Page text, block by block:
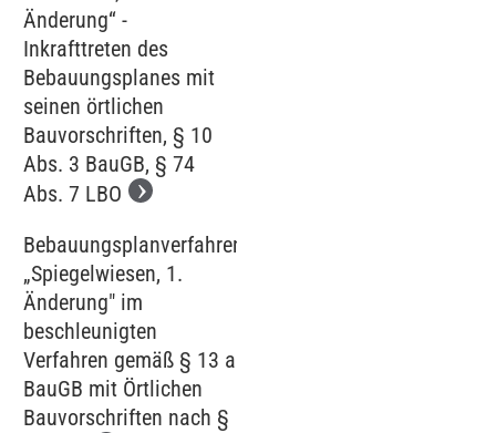
Änderung“ -
Inkrafttreten des
Bebauungsplanes mit
seinen örtlichen
Bauvorschriften, § 10
Abs. 3 BauGB, § 74
Abs. 7 LBO
Bebauungsplanverfahren
„Spiegelwiesen, 1.
Änderung" im
beschleunigten
Verfahren gemäß § 13 a
BauGB mit Örtlichen
Bauvorschriften nach §